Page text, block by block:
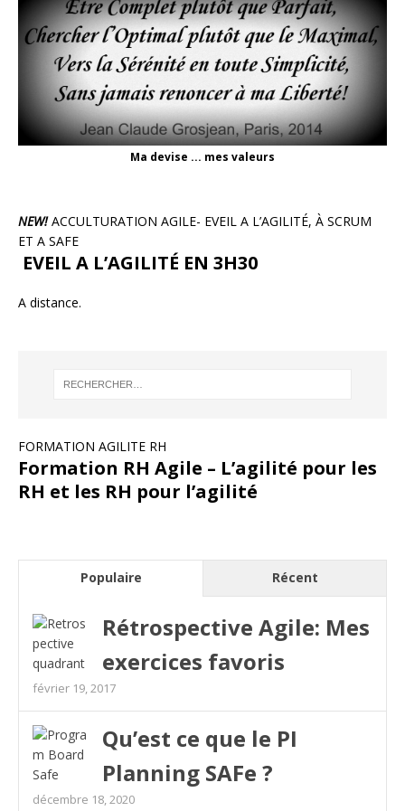
Ma devise ... mes valeurs
NEW!ACCULTURATION AGILE- EVEIL A L’AGILITÉ, À SCRUM
ET A SAFE
EVEIL A L’AGILITÉ EN 3H30
A distance.
FORMATION AGILITE RH
Formation RH Agile – L’agilité pour les
RH et les RH pour l’agilité
Populaire Récent
Rétrospective Agile: Mes
exercices favoris
février 19, 2017
Qu’est ce que le PI
Planning SAFe ?
décembre 18, 2020